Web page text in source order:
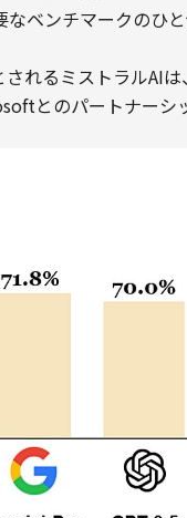
ベンチマークのひ
れるミストラルAI
とのパートナーシ